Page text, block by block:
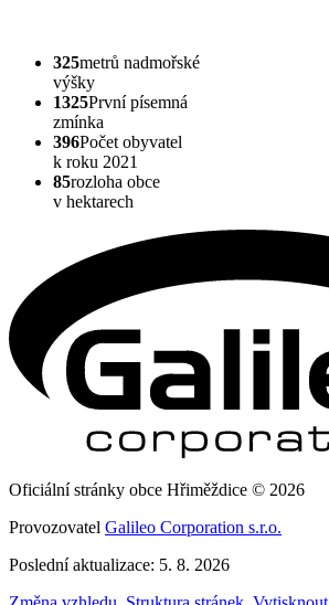
325metrů nadmořské
výšky
1325První písemná
zmínka
396Počet obyvatel
k roku 2021
85rozloha obce
v hektarech
Oficiální stránky obce Hřiměždice © 2026
Provozovatel Galileo Corporation s.r.o.
Poslední aktualizace: 5. 8. 2026